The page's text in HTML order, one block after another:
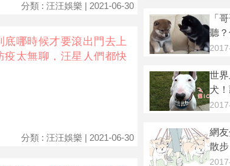
分類 : 汪汪娛樂 | 2021-06-30
底哪時候才要滾出門去上
疫太無聊，汪星人們都快
分類 : 汪汪娛樂 | 2021-06-30
翻
「
聽
一
化
世
犬
可
網
散
時...